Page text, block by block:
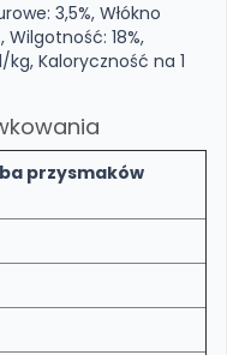
3,5%, Włókno
Wilgotność: 18%,
Kaloryczność na 1
przysmaków